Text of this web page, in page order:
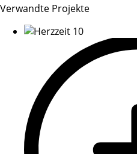
Verwandte Projekte